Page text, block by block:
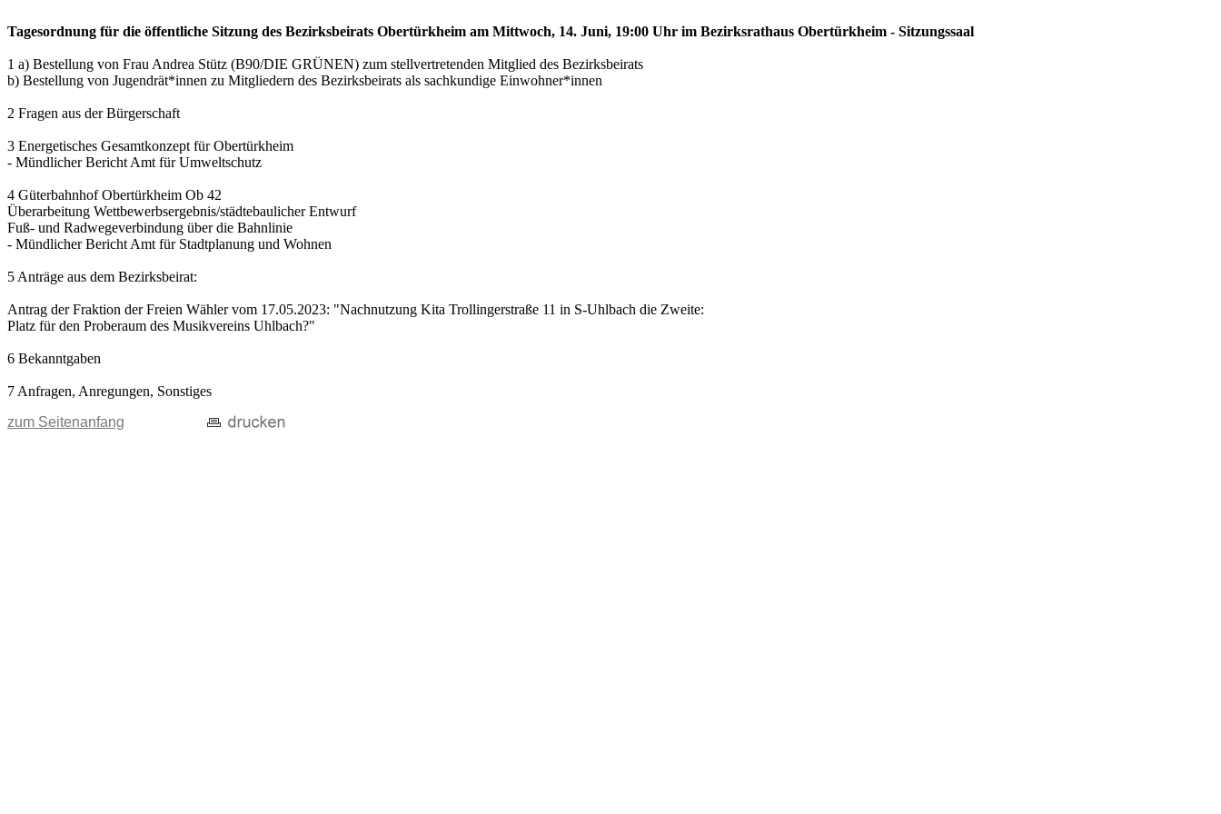
Tagesordnung für die öffentliche Sitzung des Bezirksbeirats Obertürkheim am Mittwoch, 14. Juni, 19:00 Uhr im Bezirksrathaus Obertürkheim - Sitzungssaal
1 a) Bestellung von Frau Andrea Stütz (B90/DIE GRÜNEN) zum stellvertretenden Mitglied des Bezirksbeirats
b) Bestellung von Jugendrät*innen zu Mitgliedern des Bezirksbeirats als sachkundige Einwohner*innen
2 Fragen aus der Bürgerschaft
3 Energetisches Gesamtkonzept für Obertürkheim
- Mündlicher Bericht Amt für Umweltschutz
4 Güterbahnhof Obertürkheim Ob 42
Überarbeitung Wettbewerbsergebnis/städtebaulicher Entwurf
Fuß- und Radwegeverbindung über die Bahnlinie
- Mündlicher Bericht Amt für Stadtplanung und Wohnen
5 Anträge aus dem Bezirksbeirat:
Antrag der Fraktion der Freien Wähler vom 17.05.2023: "Nachnutzung Kita Trollingerstraße 11 in S-Uhlbach die Zweite:
Platz für den Proberaum des Musikvereins Uhlbach?"
6 Bekanntgaben
7 Anfragen, Anregungen, Sonstiges
zum Seitenanfang